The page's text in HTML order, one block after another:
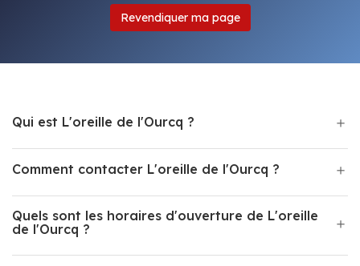
Revendiquer ma page
Qui est L'oreille de l'Ourcq ?
Comment contacter L'oreille de l'Ourcq ?
Quels sont les horaires d'ouverture de L'oreille
de l'Ourcq ?